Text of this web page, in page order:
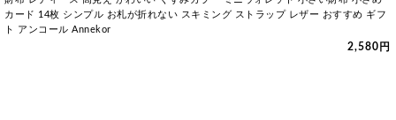
カード 14枚 シンプル お札が折れない スキミング ストラップ レザー おすすめ ギフ
ト アンコール Annekor
2,580円